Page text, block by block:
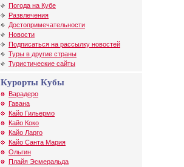
Погода на Кубе
Развлечения
Достопримечательности
Новости
Подписаться на рассылку новостей
Туры в другие страны
Туристические сайты
Курорты Кубы
Варадеро
Гавана
Кайо Гильермо
Кайо Коко
Кайо Ларго
Кайо Санта Мария
Ольгин
Плайя Эсмеральда